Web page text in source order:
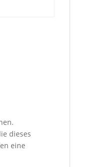
dieses
eine